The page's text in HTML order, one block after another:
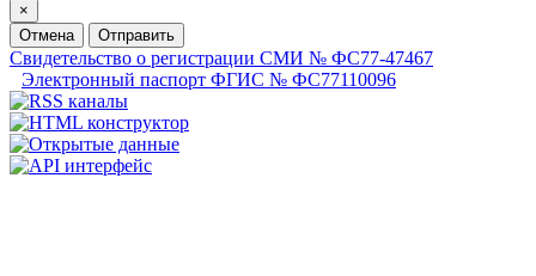
×
Отмена
Отправить
Свидетельство о регистрации СМИ № ФС77-47467
Электронный паспорт ФГИС № ФС77110096